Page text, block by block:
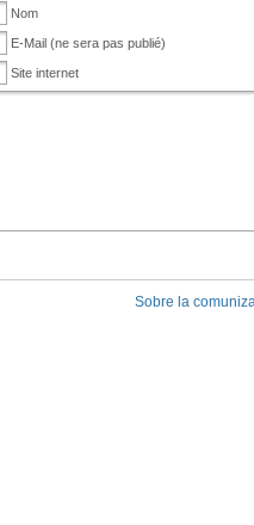
Nom
E-Mail (ne sera pas publié)
Site internet
Sobre la